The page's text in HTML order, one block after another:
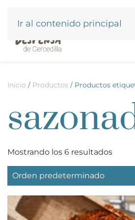
Ir al contenido principal
Inicio / Productos / Productos
Mostrando los 6 resultados